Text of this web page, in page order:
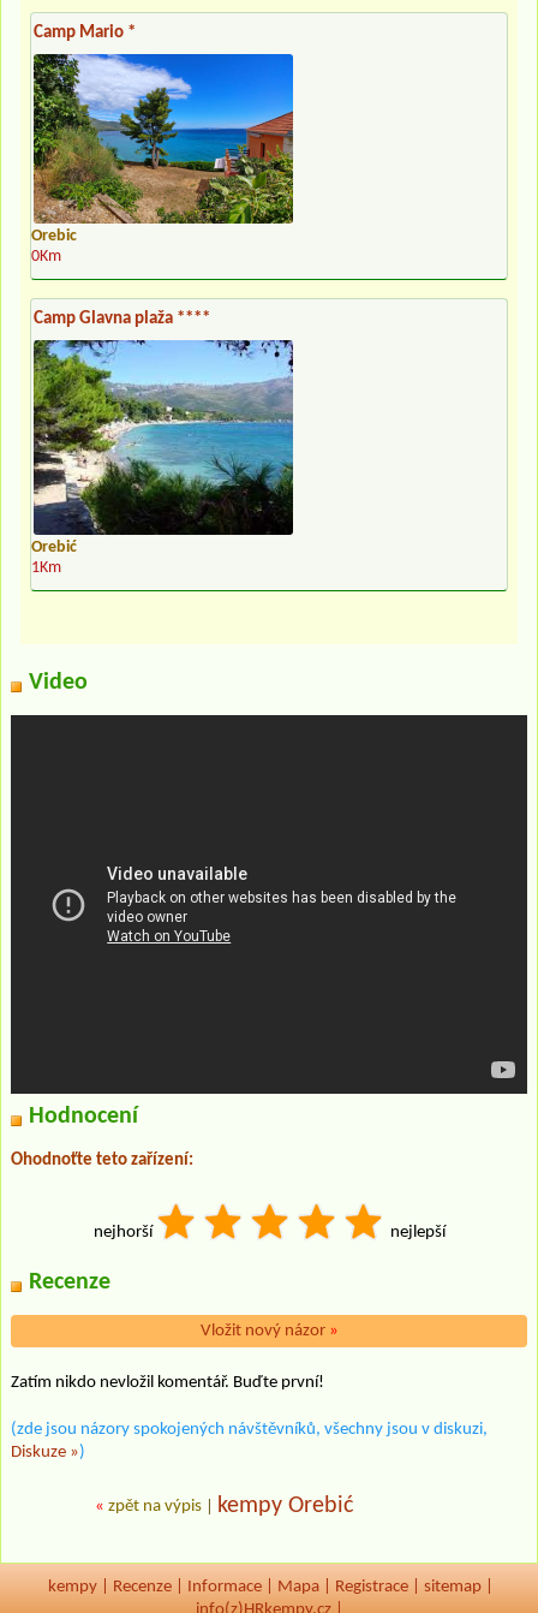
Camp Mario *
Orebic
0Km
Camp Glavna plaža ****
Orebić
1Km
Video
Hodnocení
Ohodnoťte teto zařízení:
nejhorší nejlepší
Recenze
Vložit nový názor »
Zatím nikdo nevložil komentář. Buďte první!
(zde jsou názory spokojených návštěvníků, všechny jsou v diskuzi,
Diskuze »)
« zpět na výpis kempy Orebić
kempy Recenze Informace Mapa Registrace sitemap